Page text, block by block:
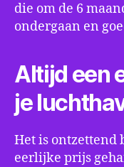
die om de 6
ondergaan en
Altijd een
je
Het is ontzettend
eerlijke prijs